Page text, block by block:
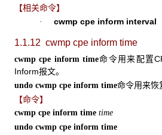
【相关命令】
· cwmp cpe inform interval
1.1.12 cwmp cpe inform time
cwmp cpe inform time命令用来配置
Inform报文。
undo cwmp cpe inform time命令用来恢
【命令】
cwmp cpe inform time time
undo cwmp cpe inform time